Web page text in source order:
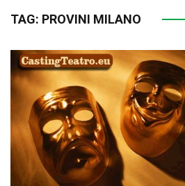
TAG: PROVINI MILANO